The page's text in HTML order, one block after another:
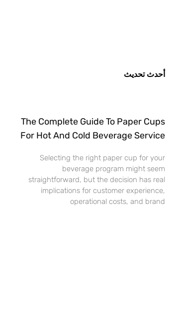
أحدث تحديث
The Complete Guide To Paper Cups
For Hot And Cold Beverage Service
Selecting the right paper cup for your
beverage program might seem
straightforward, but the decision has real
implications for customer experience,
operational costs, and brand